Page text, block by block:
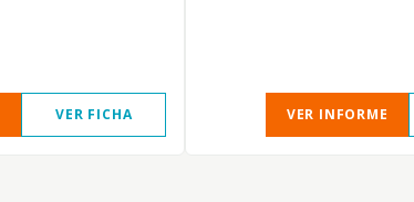
VER FICHA VER INFORME